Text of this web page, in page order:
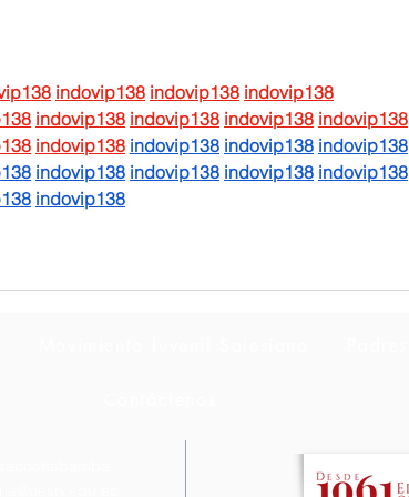
indovip138 indovip138 indovip138
indovip138 indovip138 indovip138 indovip138
indovip138 indovip138 indovip138 indovip138
indovip138 indovip138 indovip138 indovip138
indovip138